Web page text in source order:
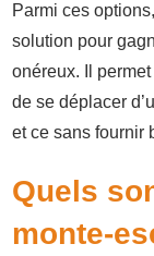
Parmi ces
solution pour
onéreux. Il
de se déplacer
et ce sans fournir
Quels
monte-